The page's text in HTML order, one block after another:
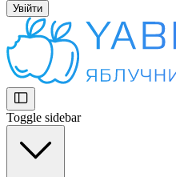
Увійти
Toggle sidebar